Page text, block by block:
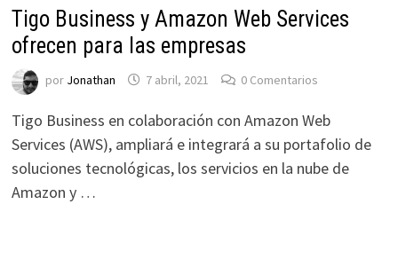
Tigo Business y Amazon Web Services
ofrecen para las empresas
por Jonathan 7 abril, 2021 0 Comentarios
Tigo Business en colaboración con Amazon Web
Services (AWS), ampliará e integrará a su portafolio de
soluciones tecnológicas, los servicios en la nube de
Amazon y …